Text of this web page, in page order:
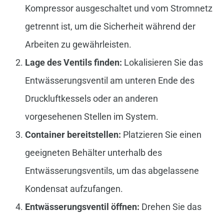
Kompressor ausgeschaltet und vom Stromnetz
getrennt ist, um die Sicherheit während der
Arbeiten zu gewährleisten.
Lage des Ventils finden: Lokalisieren Sie das
Entwässerungsventil am unteren Ende des
Druckluftkessels oder an anderen
vorgesehenen Stellen im System.
Container bereitstellen: Platzieren Sie einen
geeigneten Behälter unterhalb des
Entwässerungsventils, um das abgelassene
Kondensat aufzufangen.
Entwässerungsventil öffnen: Drehen Sie das